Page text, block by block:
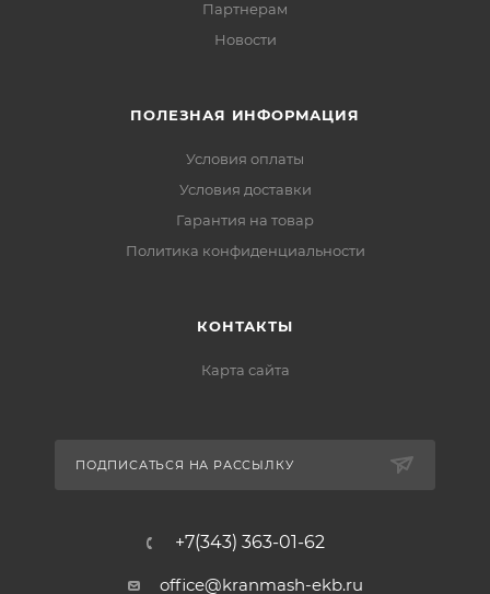
Партнерам
Новости
ПОЛЕЗНАЯ ИНФОРМАЦИЯ
Условия оплаты
Условия доставки
Гарантия на товар
Политика конфиденциальности
КОНТАКТЫ
Карта сайта
ПОДПИСАТЬСЯ НА РАССЫЛКУ
+7(343) 363-01-62
office@kranmash-ekb.ru